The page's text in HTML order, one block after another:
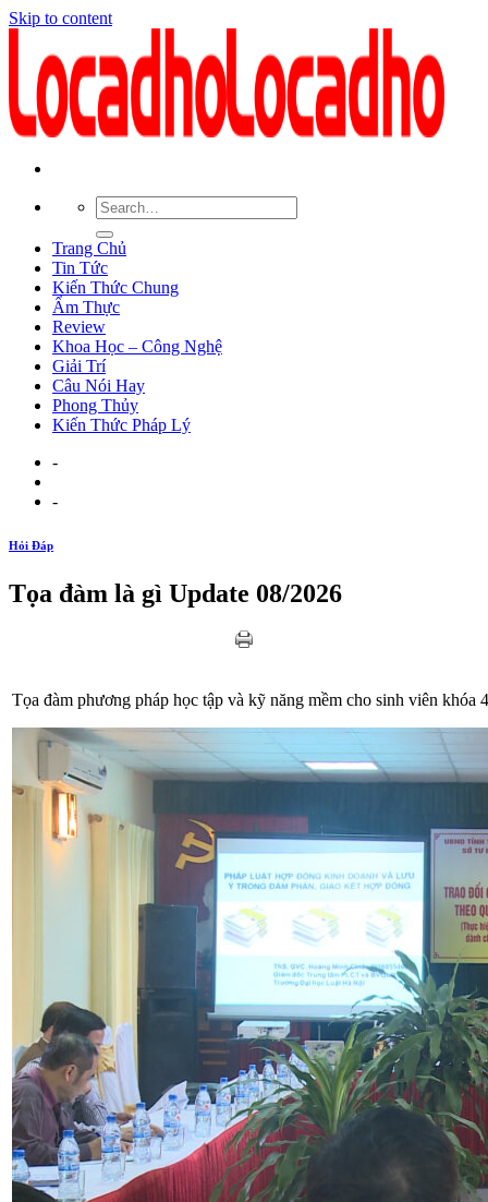
Skip to content
Trang Chủ
Tin Tức
Kiến Thức Chung
Ẩm Thực
Review
Khoa Học – Công Nghệ
Giải Trí
Câu Nói Hay
Phong Thủy
Kiến Thức Pháp Lý
-
-
Hỏi Đáp
Tọa đàm là gì Update 08/2026
Tọa đàm phương pháp học tập và kỹ năng mềm cho sinh viên khóa